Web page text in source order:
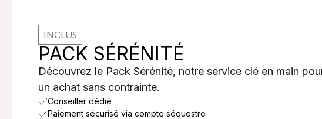
INCLUS
PACK SÉRÉNITÉ
Découvrez le Pack Sérénité, notre service clé en main
un achat sans contrainte.
Conseiller dédié
Paiement sécurisé via compte séquestre